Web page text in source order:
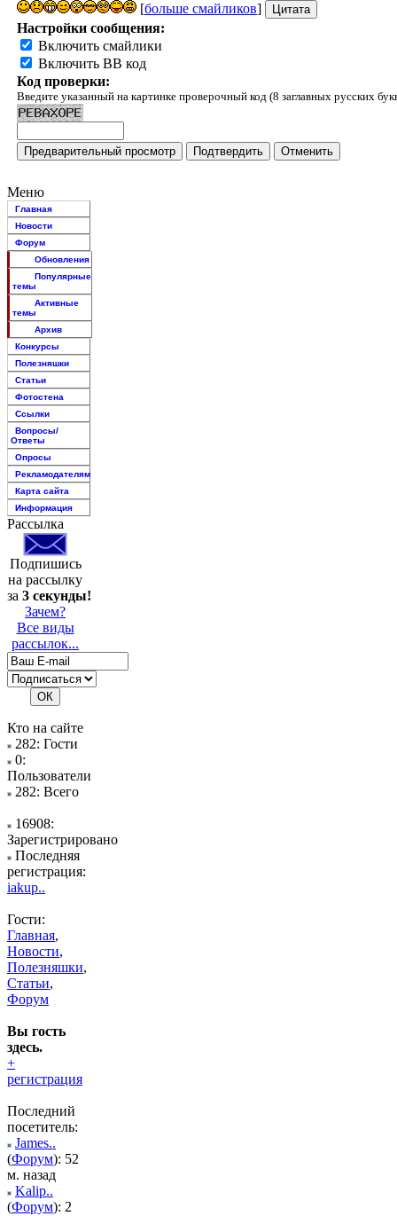
[больше смайликов]
Настройки сообщения:
Включить смайлики
Включить BB код
Код проверки:
Введите указанный на картинке проверочный код (8 заглавных русских
Меню
Главная
Новости
Форум
Обновления
Популярные
темы
Активные
темы
Архив
Конкурсы
Полезняшки
Статьи
Фотостена
Ссылки
Вопросы/
Ответы
Опросы
Рекламодателям
Карта сайта
Информация
Рассылка
Подпишись
на рассылку
за 3 секунды!
Зачем?
Все виды
рассылок...
Кто на сайте
282: Гости
0:
Пользователи
282: Всего
16908:
Зарегистрировано
Последняя
регистрация:
iakup..
Гости:
Главная,
Новости,
Полезняшки,
Статьи,
Форум
Вы гость
здесь.
+
регистрация
Последний
посетитель:
James..
(Форум): 52
м. назад
Kalip..
(Форум): 2